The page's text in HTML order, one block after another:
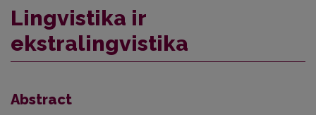
Lingvistika ir
ekstralingvistika
Abstract